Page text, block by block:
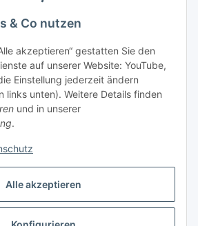
Alle akzeptieren
& Co nutzen
akzeptieren“ gestatten Sie den
auf unserer Website: YouTube,
Einstellung jederzeit ändern
links unten). Weitere Details finden
und in unserer
.